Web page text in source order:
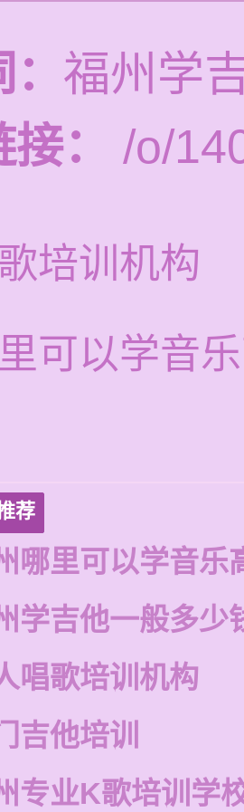
福州学
：
/o/
培训机构
可以学音
荐
哪里可以学音乐
学吉他一般多少
唱歌培训机构
吉他培训
专业K歌培训学